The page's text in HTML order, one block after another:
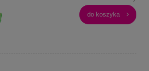
do koszyka